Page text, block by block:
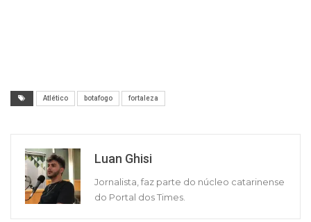
Atlético botafogo fortaleza
Luan Ghisi
Jornalista, faz parte do núcleo catarinense
do Portal dos Times.